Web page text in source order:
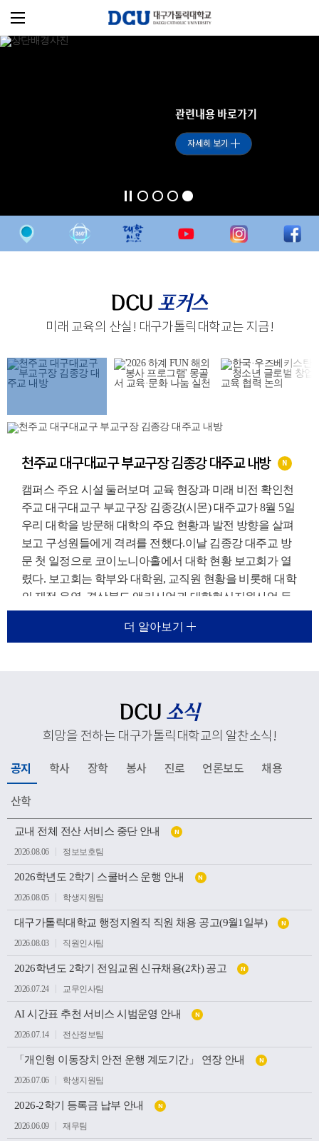
관련내용 바로가기
자세히 보기
DCU 포커스
미래 교육의 산실 ! 대구가톨릭대학교는 지금!
천주교 대구대교구 부교구장 김종강 대주교 내방 N
캠퍼스 주요 시설 둘러보며 교육 현장과 미래 비전 확인천
주교 대구대교구 부교구장 김종강(시몬) 대주교가 8월 5일
우리 대학을 방문해 대학의 주요 현황과 발전 방향을 살펴
보고 구성원들에게 격려를 전했다.이날 김종강 대주교 방
문 첫 일정으로 코이노니아홀에서 대학 현황 보고회가 열
렸다. 보고회는 학부와 대학원, 교직원 현황을 비롯해 대학
의 재정 운영, 경상북도 앵커사업과 대학혁신지원사업 등
주요 재정지원사업, 외국인 유학생 지원 현황에 대한 보고
가 진행되었다.이를 통해 우리 대학이 교육환경 변화에 대
학의 지속적인 발전과 구성원 모두를 위해 강복했다.이어
성당과 중앙도서관, 모빌리티체험관, 기숙사, 박물관 등 효
성캠퍼스 주요 시설을 둘러보며 학생들의 교육과 생활이
간직한 공간부터 미래 산업 인재 양성을 위한 교육시설까
지 폭넓게 방문하며 우리 대학의 교육환경과 발전상을 확
인했다.이번 방문은 사랑과 봉사의 교육이념을 바탕으로
인재를 양성해 온 우리 대학의 교육 방향을 공유하고, 교구
와 대학이 미래 발전을 위해 지속적으로 협력하는 뜻깊은
계기가 되었다.
더 알아보기
DCU 소식
희망을 전하는 대구가톨릭대학교의 알찬소식 !
공지 학사 장학 봉사 진로 언론보도 채용
산학
지
식
목
록
교내 전체 전산 서비스 중단 안내 N
2026.08.06 정보보호팀
2026학년도 2학기 스쿨버스 운행 안내 N
2026.08.05 학생지원팀
대구가톨릭대학교 행정지원직 직원 채용 공고(9월1일부) N
2026.08.03 직원인사팀
2026학년도 2학기 전임교원 신규채용(2차) 공고 N
2026.07.24 교무인사팀
AI 시간표 추천 서비스 시범운영 안내 N
2026.07.14 전산정보팀
「개인형 이동장치 안전 운행 계도기간」 연장 안내 N
2026.07.06 학생지원팀
2026-2학기 등록금 납부 안내 N
2026.06.09 재무팀